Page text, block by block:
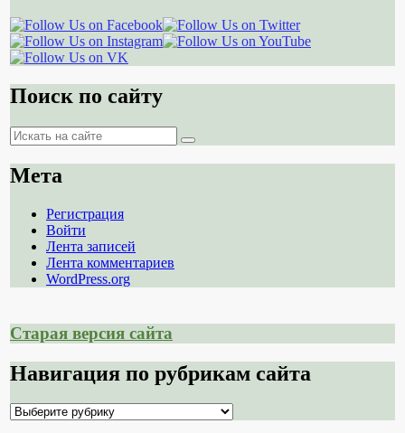
Поиск по сайту
Поиск
Поиск
Мета
Регистрация
Войти
Лента записей
Лента комментариев
WordPress.org
Старая версия сайта
Навигация по рубрикам сайта
Навигация